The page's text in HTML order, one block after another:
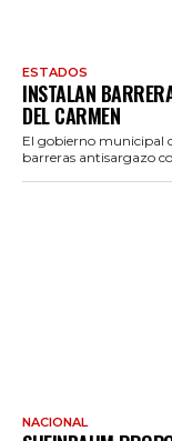
ESTADOS
INSTALAN
DEL CARMEN
El gobierno municipal
barreras antisargazo
NACIONAL